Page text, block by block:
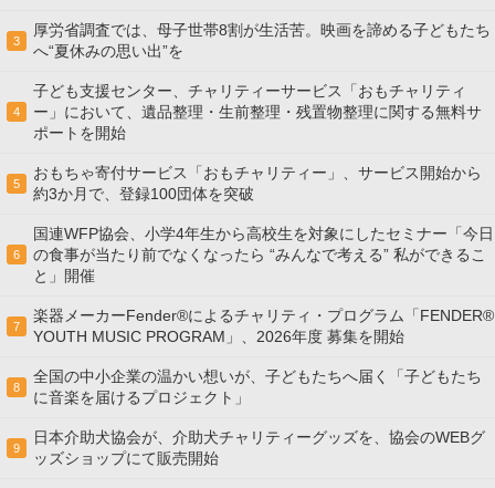
3
厚労省調査では、母子世帯8割が生活苦。映画を諦める子どもたち
へ“夏休みの思い出”を
4
子ども支援センター、チャリティーサービス「おもチャリティ
ー」において、遺品整理・生前整理・残置物整理に関する無料サ
ポートを開始
5
おもちゃ寄付サービス「おもチャリティー」、サービス開始から
約3か月で、登録100団体を突破
6
国連WFP協会、小学4年生から高校生を対象にしたセミナー「今日
の食事が当たり前でなくなったら “みんなで考える” 私ができるこ
と」開催
7
楽器メーカーFender®によるチャリティ・プログラム「FENDER®︎
YOUTH MUSIC PROGRAM」、2026年度 募集を開始
8
全国の中小企業の温かい想いが、子どもたちへ届く「子どもたち
に音楽を届けるプロジェクト」
9
日本介助犬協会が、介助犬チャリティーグッズを、協会のWEBグ
ッズショップにて販売開始